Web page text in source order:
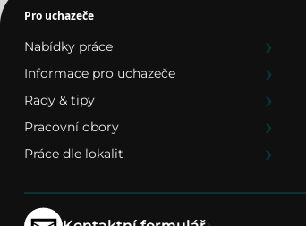
Pro uchazeče
Nabídky práce
Informace pro uchazeče
Rady & tipy
Pracovní obory
Práce dle lokalit